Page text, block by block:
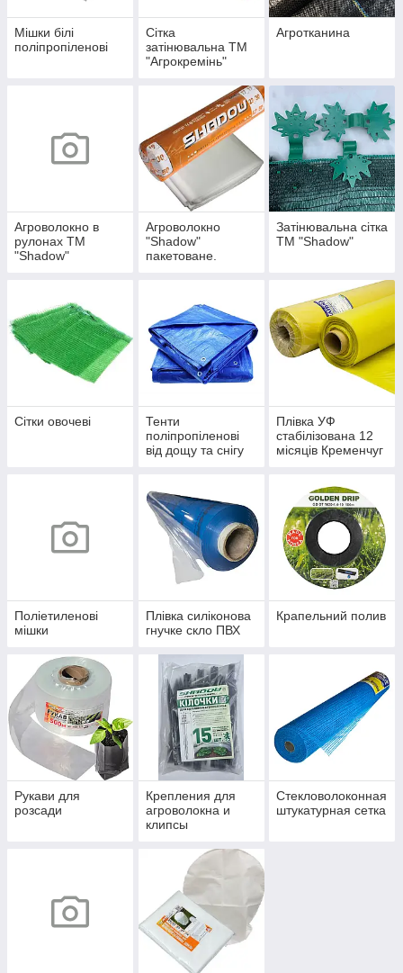
Мішки білі
поліпропіленові
Сітка
затінювальна ТМ
"Агрокремінь"
Агротканина
Агроволокно в
рулонах ТМ
"Shadow"
Агроволокно
"Shadow"
пакетоване.
Затінювальна сітка
ТМ "Shadow"
Сітки овочеві
Тенти
поліпропіленові
від дощу та снігу
Плівка УФ
стабілізована 12
місяців Кременчуг
Поліетиленові
мішки
Плівка силіконова
гнучке скло ПВХ
Крапельний полив
Рукави для
розсади
Крепления для
агроволокна и
клипсы
Стекловолоконная
штукатурная сетка